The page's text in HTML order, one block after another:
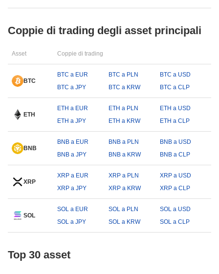
Coppie di trading degli asset principali
Asset Coppie di trading
BTC
BTC a EUR BTC a PLN
BTC a USD
BTC a JPY
BTC a KRW BTC a CLP
ETH
ETH a EUR ETH a PLN
ETH a USD
ETH a JPY
ETH a KRW ETH a CLP
BNB
BNB a EUR BNB a PLN
BNB a USD
BNB a JPY
BNB a KRW BNB a CLP
XRP
XRP a EUR XRP a PLN
XRP a USD
XRP a JPY
XRP a KRW XRP a CLP
SOL
SOL a EUR SOL a PLN
SOL a USD
SOL a JPY
SOL a KRW SOL a CLP
Top 30 asset